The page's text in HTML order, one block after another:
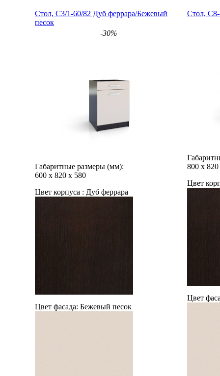
Стол, С3/1-60/82 Дуб феррара/Бежевый
песок
-30%
Габаритные размеры (мм):
600 х 820 х 580
Цвет корпуса : Дуб феррара
Цвет фасада: Бежевый песок
Стол,
800 х 820
Цвет
Цвет